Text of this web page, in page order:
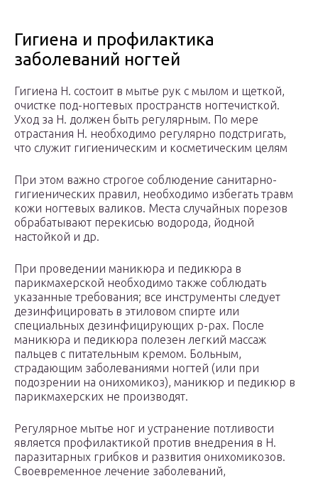
Гигиена и профилактика
заболеваний ногтей
Гигиена Н. состоит в мытье рук с мылом и щеткой,
очистке под-ногтевых пространств ногтечисткой.
Уход за Н. должен быть регулярным. По мере
отрастания Н. необходимо регулярно подстригать,
что служит гигиеническим и косметическим целям
При этом важно строгое соблюдение санитарно-
гигиенических правил, необходимо избегать травм
кожи ногтевых валиков. Места случайных порезов
обрабатывают перекисью водорода, йодной
настойкой и др.
При проведении маникюра и педикюра в
парикмахерской необходимо также соблюдать
указанные требования; все инструменты следует
дезинфицировать в этиловом спирте или
специальных дезинфицирующих р-рах. После
маникюра и педикюра полезен легкий массаж
пальцев с питательным кремом. Больным,
страдающим заболеваниями ногтей (или при
подозрении на онихомикоз), маникюр и педикюр в
парикмахерских не производят.
Регулярное мытье ног и устранение потливости
является профилактикой против внедрения в Н.
паразитарных грибков и развития онихомикозов.
Своевременное лечение заболеваний,